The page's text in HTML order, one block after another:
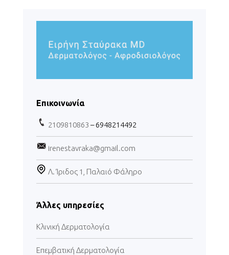
Επικοινωνία
2109810863 – 6948214492
irenestavraka@gmail.com
Λ. Ίριδος 1, Παλαιό Φάληρο
Άλλες υπηρεσίες
Κλινική Δερματολογία
Επεμβατική Δερματολογία